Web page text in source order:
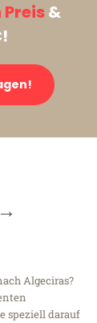
&
Algeciras?
speziell darauf